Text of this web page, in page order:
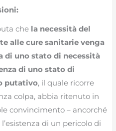
che la necessità del
alle cure sanitarie venga
di uno stato di necessità
di uno stato di
putativo, il quale ricorre
colpa, abbia ritenuto in
convincimento – ancorché
di un pericolo di